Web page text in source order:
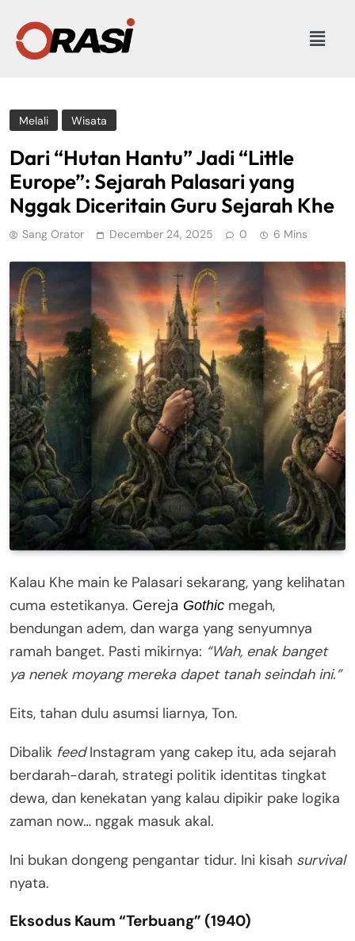
Melali Wisata
Dari “Hutan Hantu” Jadi “Little
Europe”: Sejarah Palasari yang
Nggak Diceritain Guru Sejarah Khe
Sang Orator December 24, 2025 0 6 Mins
Kalau Khe main ke Palasari sekarang, yang kelihatan
cuma estetikanya. Gereja Gothic megah,
bendungan adem, dan warga yang senyumnya
ramah banget. Pasti mikirnya: “Wah, enak banget
ya nenek moyang mereka dapet tanah seindah ini.”
Eits, tahan dulu asumsi liarnya, Ton.
Dibalik feedInstagram yang cakep itu, ada sejarah
berdarah-darah, strategi politik identitas tingkat
dewa, dan kenekatan yang kalau dipikir pake logika
zaman now… nggak masuk akal.
Ini bukan dongeng pengantar tidur. Ini kisah survival
nyata.
Eksodus Kaum “Terbuang” (1940)